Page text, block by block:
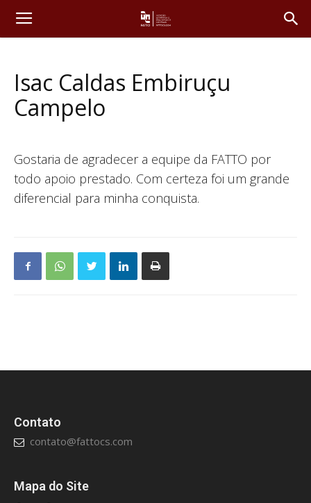
Isac Caldas Embiruçu
Campelo
Gostaria de agradecer a equipe da FATTO por
todo apoio prestado. Com certeza foi um grande
diferencial para minha conquista.
Contato
contato@fattocs.com
Mapa do Site